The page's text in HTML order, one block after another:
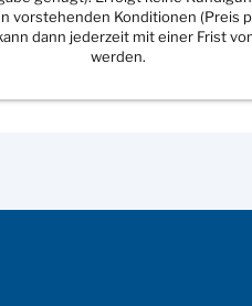
vorstehenden Konditionen (Preis
dann jederzeit mit einer Frist
werden.